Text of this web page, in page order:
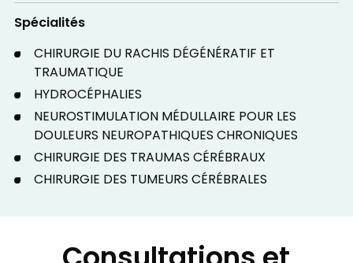
Spécialités
CHIRURGIE DU RACHIS DÉGÉNÉRATIF ET
TRAUMATIQUE
HYDROCÉPHALIES
NEUROSTIMULATION MÉDULLAIRE POUR LES
DOULEURS NEUROPATHIQUES CHRONIQUES
CHIRURGIE DES TRAUMAS CÉRÉBRAUX
CHIRURGIE DES TUMEURS CÉRÉBRALES